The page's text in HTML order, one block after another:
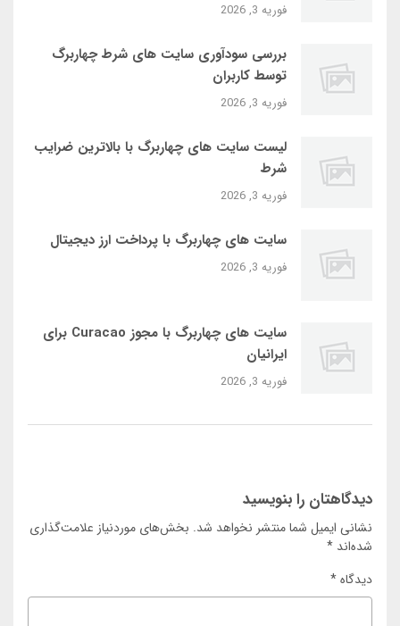
فوریه 3, 2026
بررسی سودآوری سایت‌ های شرط چهاربرگ
توسط کاربران
فوریه 3, 2026
لیست سایت‌ های چهاربرگ با بالاترین ضرایب
شرط
فوریه 3, 2026
سایت‌ های چهاربرگ با پرداخت ارز دیجیتال
فوریه 3, 2026
سایت‌ های چهاربرگ با مجوز Curacao برای
ایرانیان
فوریه 3, 2026
دیدگاهتان را بنویسید
نشانی ایمیل شما منتشر نخواهد شد. بخش‌های موردنیاز علامت‌گذاری
شده‌اند *
دیدگاه*